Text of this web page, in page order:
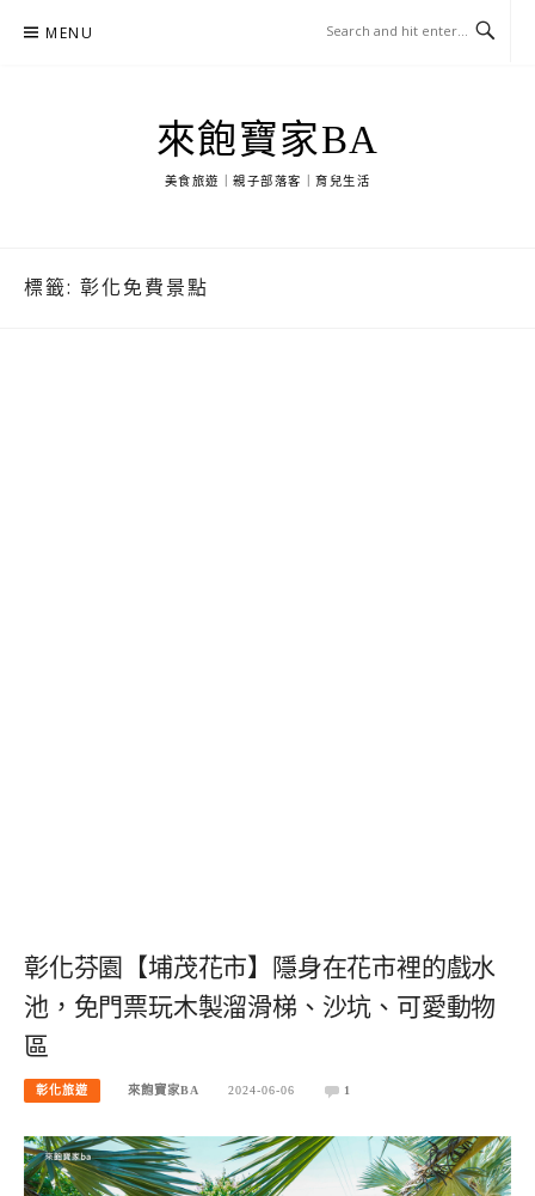
MENU
來飽寶家BA
美食旅遊｜親子部落客｜育兒生活
標籤: 彰化免費景點
彰化芬園【埔茂花市】隱身在花市裡的戲水
池，免門票玩木製溜滑梯、沙坑、可愛動物
區
彰化旅遊 來飽寶家BA 2024-06-06 1